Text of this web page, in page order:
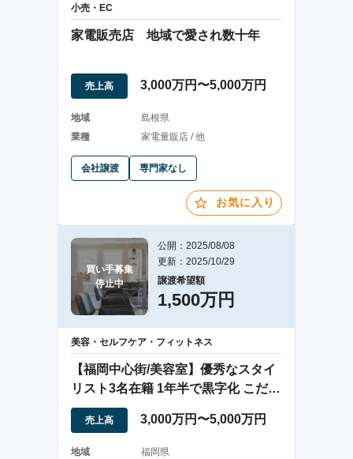
小売・EC
家電販売店 地域で愛され数十年
売上高 3,000万円〜5,000万円
地域
島根県
業種
家電量販店 / 他
会社譲渡 専門家なし
お気に入り
買い手募集
停止中
公開：2025/08/08
更新：2025/10/29
譲渡希望額
1,500万円
美容・セルフケア・フィットネス
【福岡中心街/美容室】優秀なスタイ
リスト3名在籍 1年半で黒字化 こだわ
りの内装
売上高 3,000万円〜5,000万円
地域
福岡県